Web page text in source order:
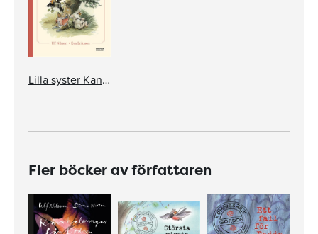
Lilla syster Kanin och alla hennes vänner
Fler böcker av författaren